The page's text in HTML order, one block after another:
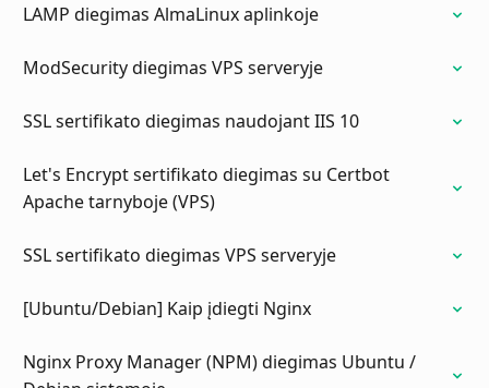
LAMP diegimas AlmaLinux aplinkoje
ModSecurity diegimas VPS serveryje
SSL sertifikato diegimas naudojant IIS 10
Let's Encrypt sertifikato diegimas su Certbot
Apache tarnyboje (VPS)
SSL sertifikato diegimas VPS serveryje
[Ubuntu/Debian] Kaip įdiegti Nginx
Nginx Proxy Manager (NPM) diegimas Ubuntu /